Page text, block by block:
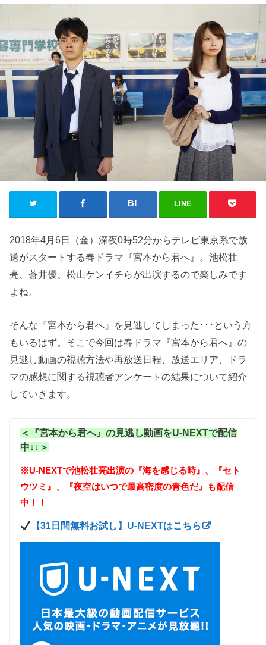
LINE
2018年4月6日（金）深夜0時52分からテレビ東京系で放
送がスタートする春ドラマ『宮本から君へ』。池松壮
亮、蒼井優、松山ケンイチらが出演するので楽しみです
よね。
そんな『宮本から君へ』を見逃してしまった･･･という方
もいるはず。そこで今回は春ドラマ『宮本から君へ』の
見逃し動画の視聴方法や再放送日程、放送エリア、ドラ
マの感想に関する視聴者アンケートの結果について紹介
していきます。
＜『宮本から君へ』の見逃し動画をU-NEXTで配信
中↓↓＞
※U-NEXTで池松壮亮出演の『海を感じる時』、『セト
ウツミ』、『夜空はいつで最高密度の青色だ』も配信
中！！
【31日間無料お試し】U-NEXTはこちら